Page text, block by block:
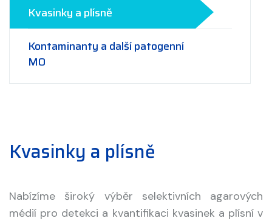
Kvasinky a plísně
Kontaminanty a další patogenní
MO
Kvasinky a plísně
Nabízíme široký výběr selektivních agarových
médií pro detekci a kvantifikaci kvasinek a plísní v